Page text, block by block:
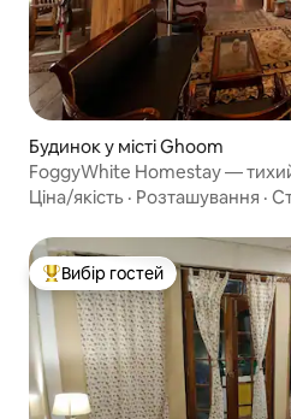
Будинок у місті Ghoom
FoggyWhite Homestay —
Ціна/якість · Розташування ·
Топ вибір гостей
Вибір гостей